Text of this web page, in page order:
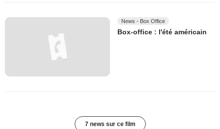
News - Box Office
Box-office : l'été américain
7 news sur ce film